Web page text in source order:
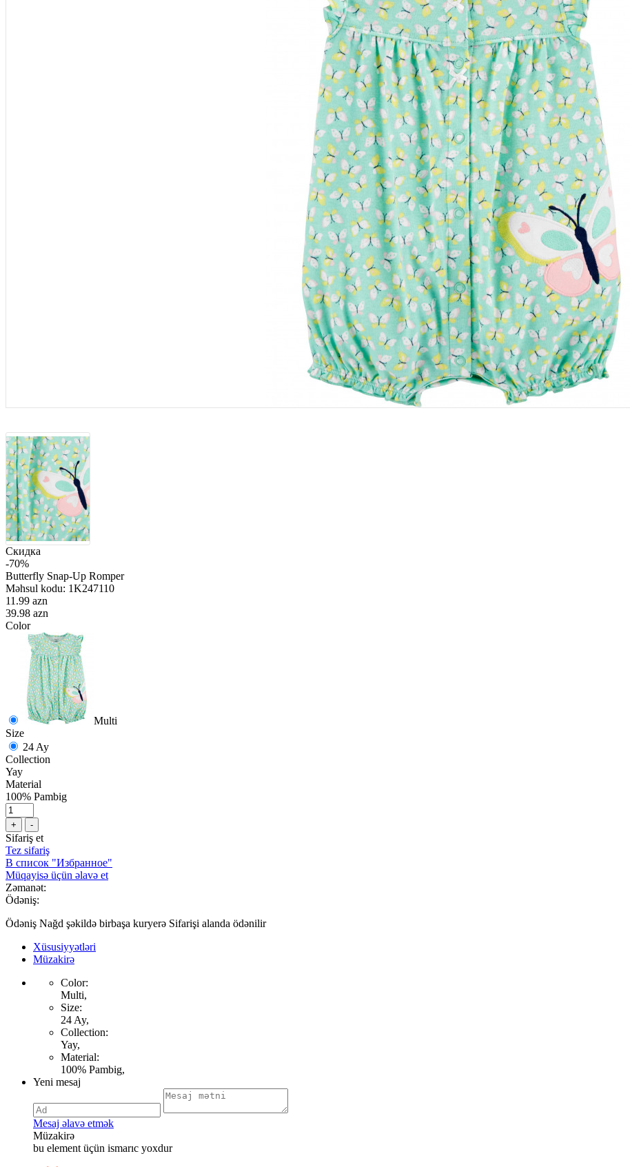
Скидка
-70%
Butterfly Snap-Up Romper
Məhsul kodu: 1K247110
11.99 azn
39.98 azn
Color
Multi
Size
24 Ay
Collection
Yay
Material
100% Pambig
+ -
Sifariş et
Tez sifariş
В список "Избранное"
Müqayisə üçün əlavə et
Zəmanət:
Ödəniş:
Ödəniş Nağd şəkildə birbaşa kuryerə Sifarişi alanda ödənilir
Xüsusiyyətləri
Müzakirə
Color:
Multi,
Size:
24 Ay,
Collection:
Yay,
Material:
100% Pambig,
Yeni mesaj
Mesaj əlavə etmək
Müzakirə
bu element üçün ismarıc yoxdur